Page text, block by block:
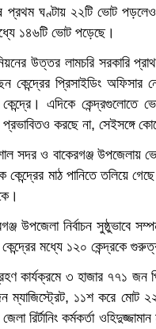
প্রথম ঘণ্টায় ২২টি ভোট
১৪৬টি ভোট পড়েছে।
উত্তর লামচরি সরকারি
কেন্দ্রের প্রিসাইডিং অফিসার
এদিকে কেন্দ্রগুলোতে
করছে না, সেইসঙ্গে
সদর ও বাকেরগঞ্জ উপজেলায়
কেন্দ্রের মাঠ পানিতে তলিয়ে
উপজেলা নির্বাচন সুষ্ঠুভাবে
মধ্যে ১২০ কেন্দ্রকে
কার্যক্রমে ৩ হাজার ৭৭১ জন
১১শ করে মোট ২২শ
রির্টানিং কর্মকর্তা